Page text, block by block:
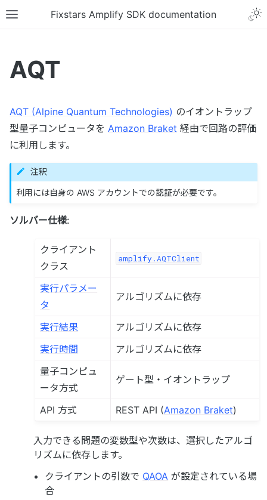
Fixstars Amplify SDK documentation
AQT
AQT (Alpine Quantum Technologies) のイオントラップ
型量子コンピュータを Amazon Braket 経由で回路の評価
に利用します。
注釈
利用には自身の AWS アカウントでの認証が必要です。
ソルバー仕様:
クライアント
クラス
amplify.AQTClient
実行パラメー
タ
アルゴリズムに依存
実行結果
アルゴリズムに依存
実行時間
アルゴリズムに依存
量子コンピュ
ータ方式
ゲート型・イオントラップ
API 方式 REST API (Amazon Braket)
入力できる問題の変数型や次数は、選択したアルゴ
リズムに依存します。
クライアントの引数で QAOA が設定されている場
合